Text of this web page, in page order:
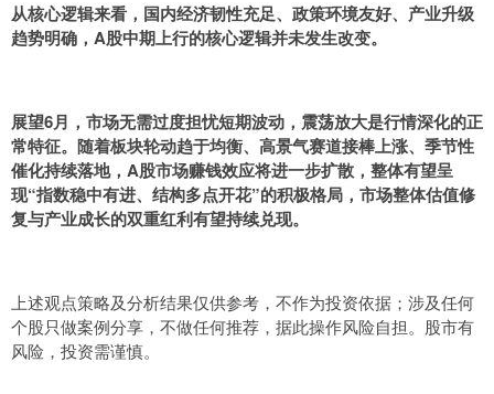
从核心逻辑来看，国内经济韧性充足、政策环境友好、产业升级
趋势明确，A股中期上行的核心逻辑并未发生改变。
展望6月，市场无需过度担忧短期波动，震荡放大是行情深化的正
常特征。随着板块轮动趋于均衡、高景气赛道接棒上涨、季节性
催化持续落地，A股市场赚钱效应将进一步扩散，整体有望呈
现“指数稳中有进、结构多点开花”的积极格局，市场整体估值修
复与产业成长的双重红利有望持续兑现。
上述观点策略及分析结果仅供参考，不作为投资依据；涉及任何
个股只做案例分享，不做任何推荐，据此操作风险自担。股市有
风险，投资需谨慎。